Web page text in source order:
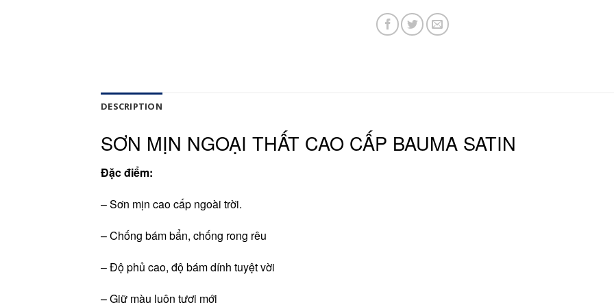
DESCRIPTION
SƠN MỊN NGOẠI THẤT CAO CẤP BAUMA SATIN
Đặc điểm:
– Sơn mịn cao cấp ngoài trời.
– Chống bám bẩn, chống rong rêu
– Độ phủ cao, độ bám dính tuyệt vời
– Giữ màu luôn tươi mới